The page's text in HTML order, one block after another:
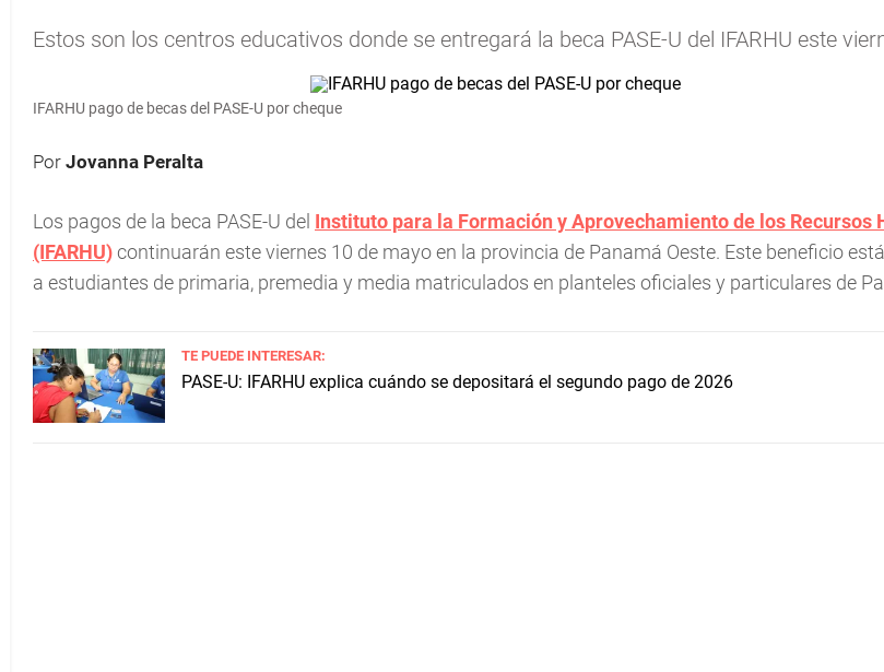
Estos son los centros educativos donde se entregará la beca PASE-U del IFARHU este
IFARHU pago de becas del PASE-U por cheque
Por Jovanna Peralta
Los pagos de la beca PASE-U del Instituto para la Formación y Aprovechamiento de los Recursos
(IFARHU)continuarán este viernes 10 de mayo en la provincia de Panamá Oeste. Este beneficio
a estudiantes de primaria, premedia y media matriculados en planteles oficiales y particulares de
TE PUEDE INTERESAR:
PASE-U: IFARHU explica cuándo se depositará el segundo pago de 2026